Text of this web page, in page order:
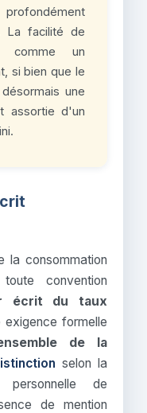
La facilité de
comme un
si bien que le
une
assortie d'un
la consommation
convention
écrit du taux
exigence formelle
de la
selon la
personnelle de
de mention